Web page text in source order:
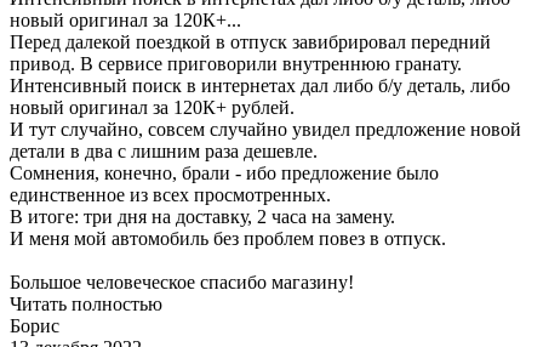
новый оригинал за 120К+...
Перед далекой поездкой в отпуск завибрировал передний
привод. В сервисе приговорили внутреннюю гранату.
Интенсивный поиск в интернетах дал либо б/у деталь, либо
новый оригинал за 120К+ рублей.
И тут случайно, совсем случайно увидел предложение новой
детали в два с лишним раза дешевле.
Сомнения, конечно, брали - ибо предложение было
единственное из всех просмотренных.
В итоге: три дня на доставку, 2 часа на замену.
И меня мой автомобиль без проблем повез в отпуск.
Большое человеческое спасибо магазину!
Читать полностью
Борис